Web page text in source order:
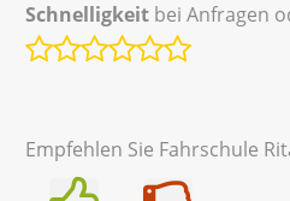
Schnelligkeit bei Anfragen
Empfehlen Sie Fahrschule